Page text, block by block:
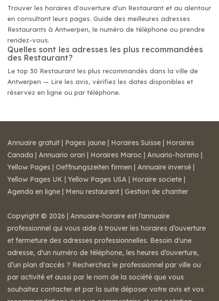
Trouver les horaires d'ouverture d'un Restaurant et au alentour
en consultant leurs pages. Guide des meilleures adresses
Restaurants à Antwerpen, le numéro de téléphone ou prendre
rendez-vous.
Quelles sont les adresses les plus recommandées
des Restaurant?
Le top 30 Restaurant les plus recommandés dans la ville de
Antwerpen — Lire les avis, vérifiez les dates disponibles et
réservez en ligne ou par téléphone.
Annuaire gratuit | Pages jaune | Horaires Suisse | Horaires
Canada | Annuario orari | Horaires Maroc | Anuario-horario |
Yellow Pages | Oeffnungszeiten firmen | Annuaire inversé |
Yellow Pages UK | Yellow Pages USA | Horaire societe |
Agenda en ligne | Menu restaurant | Gestion de chantier
Copyright © 2026 | Annuaire-horaire est l’annuaire
professionnel qui vous aide à trouver les horaires d’ouverture
et fermeture des adresses professionnelles. Besoin d'une
adresse, d'un numéro de téléphone, les heures d’ouverture,
d’un plan d'accès ? Recherchez le professionnel par ville ou
par activité et aussi par le nom de la société que vous
souhaitez contacter et par la suite déposer votre avis et vos